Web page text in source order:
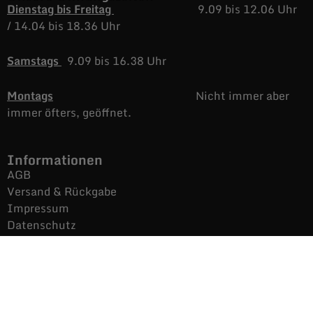
Dienstag bis Freitag
9.09 bis 12.06 Uhr
/14.04 bis 18.36 Uhr
Samstags 9.09 bis 16.38 Uhr
Montags
Nicht immer aber
immer öfters, geöffnet.
Informationen
AGB
Versand & Rückgabe
Impressum
Datenschutz